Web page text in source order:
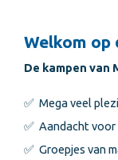
Welkom op
De kampen van
✅ Mega veel
✅ Aandacht voor
✅ Groepjes van